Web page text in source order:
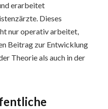
erarbeitet
Dieses
nur operativ arbeitet,
Beitrag zur Entwicklung
Theorie als auch in der